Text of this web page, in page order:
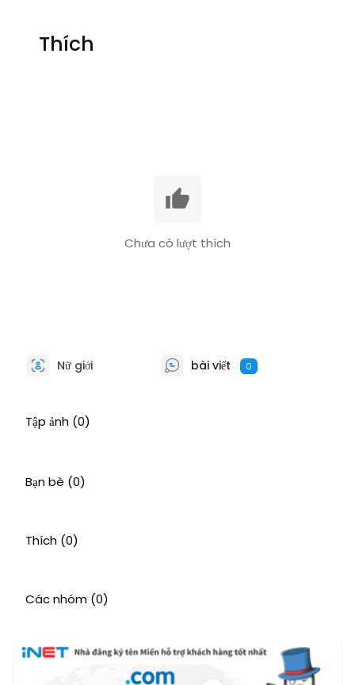
Thích
Chưa có lượt thích
Nữ giới bài viết 0
Tập ảnh (0)
Bạn bè (0)
Thích (0)
Các nhóm (0)